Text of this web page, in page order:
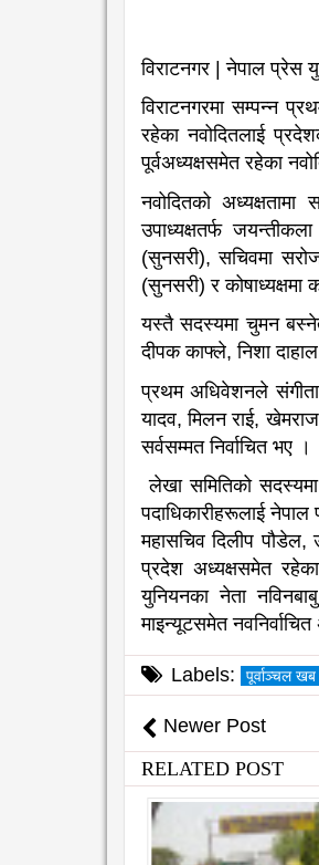
विराटनगर | नेपाल प्रेस
विराटनगरमा सम्पन्न
रहेका नवोदितलाई
पूर्वअध्यक्षसमेत रहेका
नवोदितको अध्यक्षतामा
उपाध्यक्षतर्फ
(सुनसरी), सचिवमा
(सुनसरी) र कोषाध्यक्षमा
यस्तै सदस्यमा चुमन
दीपक काफ्ले, निशा
प्रथम अधिवेशनले संगीता
यादव, मिलन राई,
सर्वसम्मत निर्वाचित भए ।
लेखा समितिको
पदाधिकारीहरूलाई
महासचिव दिलीप पौडेल,
प्रदेश अध्यक्षसमेत
युनियनका नेता
माइन्यूटसमेत
Labels: पूर्वाञ्चल खब
Newer Post
RELATED POST